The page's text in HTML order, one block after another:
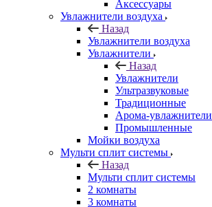
Аксессуары
Увлажнители воздуха
Назад
Увлажнители воздуха
Увлажнители
Назад
Увлажнители
Ультразвуковые
Традиционные
Арома-увлажнители
Промышленные
Мойки воздуха
Мульти сплит системы
Назад
Мульти сплит системы
2 комнаты
3 комнаты